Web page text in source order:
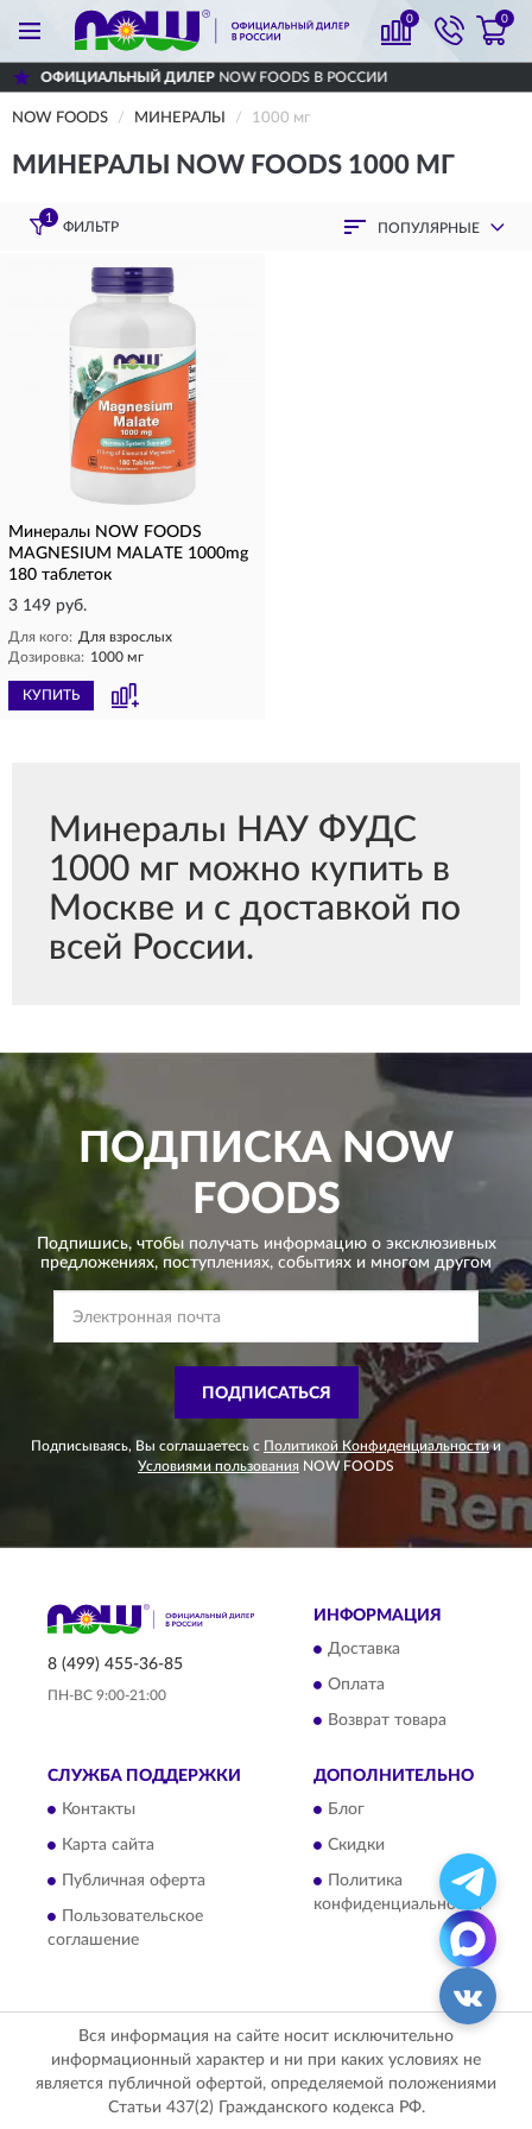
0 0
ДИЛЕРNOW FOODS В РОССИИ
NOW FOODS МИНЕРАЛЫ 1000 мг
МИНЕРАЛЫ NOW FOODS 1000 МГ
1
ФИЛЬТР ПОПУЛЯРНЫЕ
Минералы NOW FOODS
MAGNESIUM MALATE 1000mg
180 таблеток
3 149 руб.
Для кого: Для взрослых
Дозировка: 1000 мг
КУПИТЬ
Минералы НАУ ФУДС
1000 мг можно купить в
Москве и с доставкой по
всей России.
ПОДПИСКАNOW
FOODS
Подпишись, чтобы получать информацию о эксклюзивных
предложениях, поступлениях, событиях и многом другом
ПОДПИСАТЬСЯ
Подписываясь, Вы соглашаетесь с Политикой Конфиденциальности и
Условиями пользования NOW FOODS
8 (499) 455-36-85
ПН-ВС 9:00-21:00
ИНФОРМАЦИЯ
Доставка
Оплата
Возврат товара
СЛУЖБА ПОДДЕРЖКИ
Контакты
Карта сайта
Публичная оферта
Пользовательское
соглашение
ДОПОЛНИТЕЛЬНО
Блог
Скидки
Политика
конфиденциальности
Вся информация на сайте носит исключительно
информационный характер и ни при каких условиях не
является публичной офертой, определяемой положениями
Статьи 437(2) Гражданского кодекса РФ.